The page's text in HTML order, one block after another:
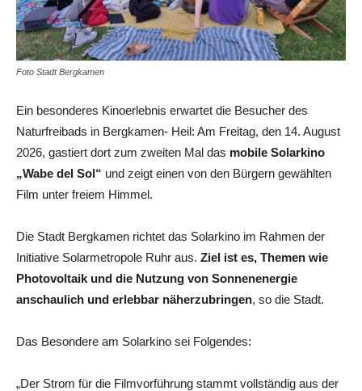
Foto Stadt Bergkamen
Ein besonderes Kinoerlebnis erwartet die Besucher des
Naturfreibads in Bergkamen- Heil: Am Freitag, den 14. August
2026, gastiert dort zum zweiten Mal das mobile Solarkino
„Wabe del Sol“ und zeigt einen von den Bürgern gewählten
Film unter freiem Himmel.
Die Stadt Bergkamen richtet das Solarkino im Rahmen der
Initiative Solarmetropole Ruhr aus. Ziel ist es, Themen wie
Photovoltaik und die Nutzung von Sonnenenergie
anschaulich und erlebbar näherzubringen, so die Stadt.
Das Besondere am Solarkino sei Folgendes:
„Der Strom für die Filmvorführung stammt vollständig aus der